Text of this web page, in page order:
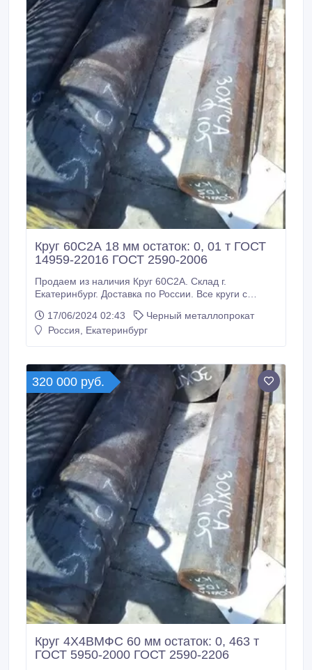
Круг 60С2А 18 мм остаток: 0, 01 т ГОСТ
14959-22016 ГОСТ 2590-2006
Продаем из наличия Круг 60С2А. Склад г.
Екатеринбург. Доставка по России. Все круги с
мм, остаток: 0, 01 т ГОСТ 14959-22016 ГОСТ 2590-
2006, 95000 руб. с НДС * Еще из наличия: * Круг
17/06/2024 02:43
Черный металлопрокат
Россия, Екатеринбург
320 000 руб.
Круг 4Х4ВМФС 60 мм остаток: 0, 463 т
ГОСТ 5950-2000 ГОСТ 2590-2206